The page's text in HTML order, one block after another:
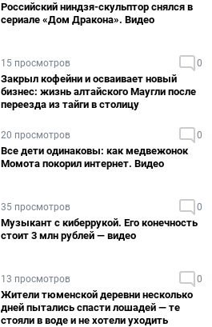
Российский ниндзя-скульптор снялся в
сериале «Дом Дракона». Видео
15 просмотров 0
Закрыл кофейни и осваивает новый
бизнес: жизнь алтайского Маугли после
переезда из тайги в столицу
20 просмотров 0
Все дети одинаковы: как медвежонок
Момота покорил интернет. Видео
35 просмотров 0
Музыкант с киберрукой. Его конечность
стоит 3 млн рублей — видео
13 просмотров 0
Жители тюменской деревни несколько
дней пытались спасти лошадей — те
стояли в воде и не хотели уходить